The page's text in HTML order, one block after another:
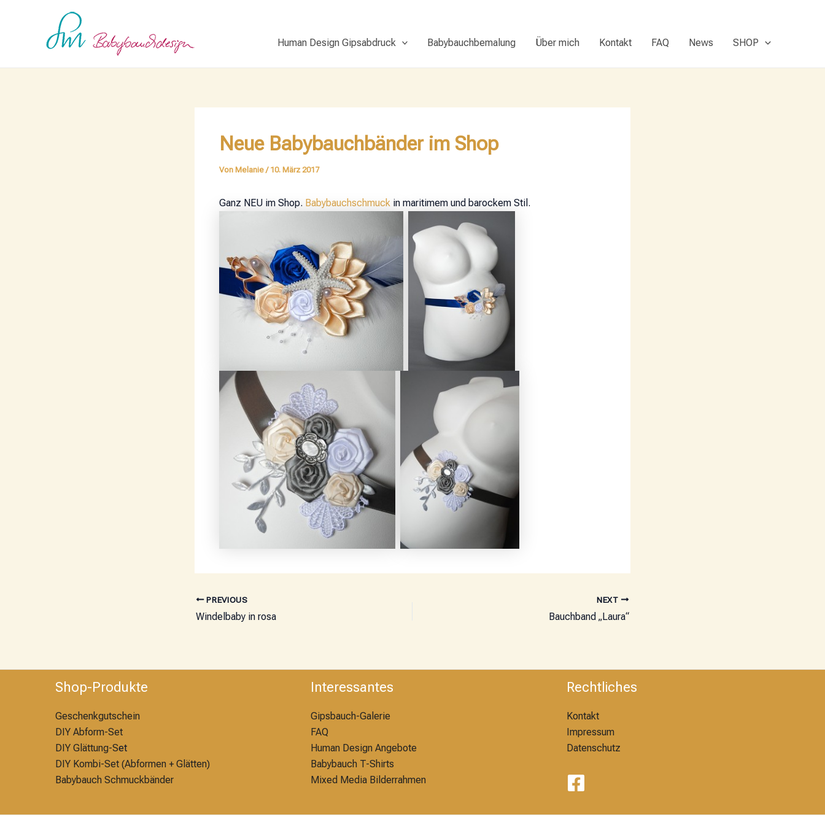
Human Design Gipsabdruck Babybauchbemalung Über mich Kontakt FAQ News SHOP
Neue Babybauchbänder im Shop
Von Melanie/ 10. März 2017
Ganz NEU im Shop. Babybauchschmuck in maritimem und barockem Stil.
PREVIOUS
Windelbaby in rosa
NEXT
Bauchband „Laura“
Shop-Produkte
Geschenkgutschein
DIY Abform-Set
DIY Glättung-Set
DIY Kombi-Set (Abformen + Glätten)
Babybauch Schmuckbänder
Interessantes
Gipsbauch-Galerie
FAQ
Human Design Angebote
Babybauch T-Shirts
Mixed Media Bilderrahmen
Rechtliches
Kontakt
Impressum
Datenschutz